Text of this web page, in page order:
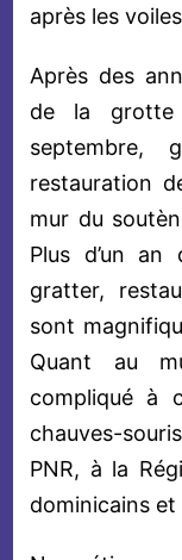
après les
Après des
de la
septembre,
restauration
mur du
Plus d’un
gratter,
sont
Quant au
compliqué à
chauves-
PNR, à la
dominicains et